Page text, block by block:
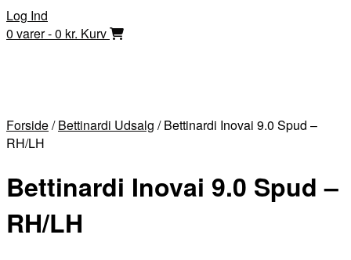
Skip
to
Log Ind
0 varer - 0 kr. Kurv
Forside/Bettinardi Udsalg / Bettinardi Inovai 9.0 Spud –
RH/LH
Bettinardi Inovai 9.0 Spud –
RH/LH